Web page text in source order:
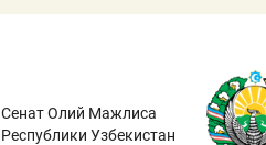
Сенат Олий Мажлиса
Республики Узбекистан